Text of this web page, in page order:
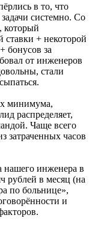
в то, что
системно. Со
который
ставки + некоторой
бонусов за
от инженеров
стали
минимума,
распределяет,
Чаще всего
затраченных часов
нашего инженера в
рублей в месяц (на
по больнице»,
и